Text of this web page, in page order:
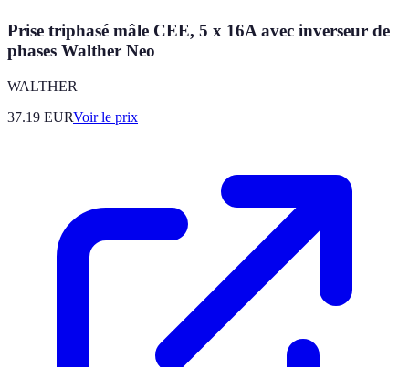
Prise triphasé mâle CEE, 5 x 16A avec inverseur de
phases Walther Neo
WALTHER
37.19 EURVoir le prix